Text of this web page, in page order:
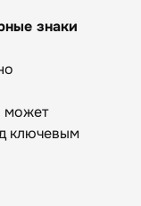
знаки
может
ключевым